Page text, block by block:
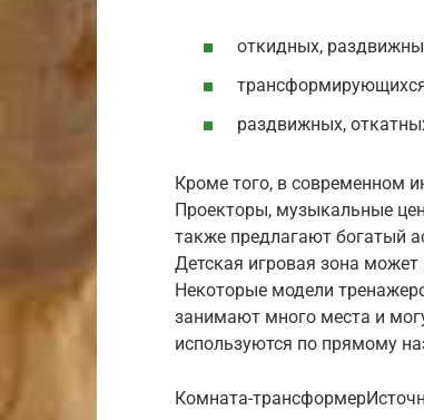
откидных,
раздвижных,
Кроме того, в современном
Проекторы, музыкальные
также предлагают богатый
Детская игровая зона
Некоторые модели
занимают много места и
используются по прямому
Комната-